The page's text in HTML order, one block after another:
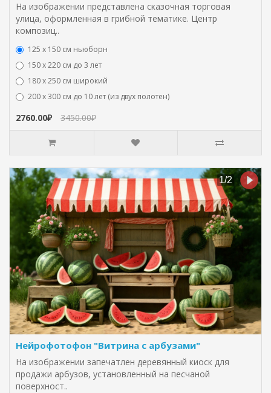
На изображении представлена сказочная торговая
улица, оформленная в грибной тематике. Центр
композиц..
125 x 150 см ньюборн
150 х 220 см до 3 лет
180 х 250 см широкий
200 х 300 см до 10 лет (из двух полотен)
2760.00₽ 3450.00₽
Нейрофотофон "Витрина с арбузами"
На изображении запечатлен деревянный киоск для
продажи арбузов, установленный на песчаной
поверхност..